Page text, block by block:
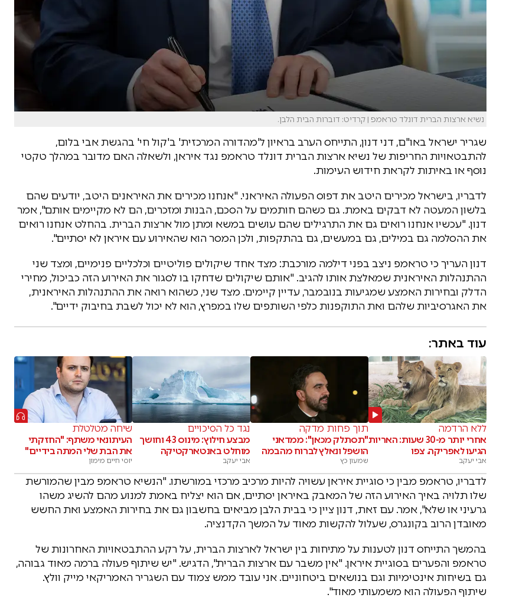
נשיא ארצות הברית דונלד טראמפ | קרדיט: דוברות הבית הלבן.
שגריר ישראל באו"ם, דני דנון, התייחס הערב בראיון ל'מהדורה המרכזית' ב'קול חי' בהגשת אבי בלום,
להתבטאויות החריפות של נשיא ארצות הברית דונלד טראמפ נגד איראן, ולשאלה האם מדובר במהלך טקטי
נוסף או באיתות לקראת חידוש העימות.
לדבריו, בישראל מכירים היטב את דפוס הפעולה האיראני. "אנחנו מכירים את האיראנים היטב, יודעים שהם
בלשון המעטה לא דבקים באמת. גם כשהם חותמים על הסכם, הבנות ומזכרים, הם לא מקיימים אותם", אמר
דנון. "עכשיו אנחנו רואים גם את התרגילים שהם עושים במשא ומתן מול ארצות הברית. בהחלט אנחנו רואים
את ההסלמה גם במילים, גם במעשים, גם בהתקפות, ולכן המסר הוא שהאירוע עם איראן לא יסתיים".
דנון העריך כי טראמפ ניצב בפני דילמה מורכבת: מצד אחד שיקולים פוליטיים וכלכליים פנימיים, ומצד שני
ההתנהלות האיראנית שמאלצת אותו להגיב. "אותם שיקולים שדחקו בו לסגור את האירוע הזה כביכול, מחירי
הדלק ובחירות האמצע שמגיעות בנובמבר, עדיין קיימים. מצד שני, כשהוא רואה את ההתנהלות האיראנית,
את האגרסיביות שלהם ואת התוקפנות כלפי השותפים שלו במפרץ, הוא לא יכול לשבת בחיבוק ידיים".
עוד באתר:
ללא הרדמה
אחרי יותר מ-30 שעות: האריות
הגיעו לאפריקה. צפו
אבי יעקב
תוך פחות מדקה
"תסתלק מכאן": ממדאני
הושפל ונאלץ לברוח מהבמה
שמעון כץ
נגד כל הסיכויים
מבצע חילוץ: מינוס 43 וחושך
מוחלט באנטארקטיקה
אבי יעקב
שיחה מטלטלת
העיתונאי משתף: "החזקתי
את הבת שלי המתה בידיים"
יוסי חיים מימון
לדבריו, טראמפ מבין כי סוגיית איראן עשויה להיות מרכיב מרכזי במורשתו. "הנשיא טראמפ מבין שהמורשת
שלו תלויה באיך האירוע הזה של המאבק באיראן יסתיים, אם הוא יצליח באמת למנוע מהם להשיג משהו
גרעיני או שלא", אמר. עם זאת, דנון ציין כי בבית הלבן מביאים בחשבון גם את בחירות האמצע ואת החשש
מאובדן הרוב בקונגרס, שעלול להקשות מאוד על המשך הקדנציה.
בהמשך התייחס דנון לטענות על מתיחות בין ישראל לארצות הברית, על רקע ההתבטאויות האחרונות של
טראמפ והפערים בסוגיית איראן. "אין משבר עם ארצות הברית", הדגיש. "יש שיתוף פעולה ברמה מאוד גבוהה,
גם בשיחות אינטימיות וגם בנושאים ביטחוניים. אני עובד ממש צמוד עם השגריר האמריקאי מייק וולץ.
שיתוף הפעולה הוא משמעותי מאוד".